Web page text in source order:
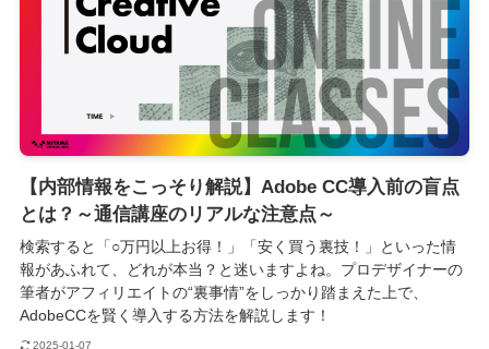
【内部情報をこっそり解説】Adobe CC導入前の盲点
とは？～通信講座のリアルな注意点～
検索すると「○万円以上お得！」「安く買う裏技！」といった情
報があふれて、どれが本当？と迷いますよね。プロデザイナーの
筆者がアフィリエイトの“裏事情”をしっかり踏まえた上で、
AdobeCCを賢く導入する方法を解説します！
2025-01-07